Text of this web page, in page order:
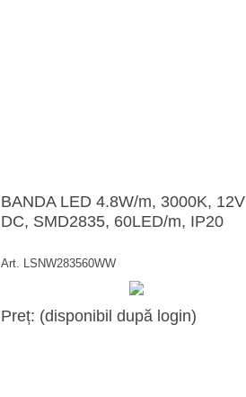
BANDA LED 4.8W/m, 3000K, 12V
DC, SMD2835, 60LED/m, IP20
Art. LSNW283560WW
Preț: (disponibil după login)